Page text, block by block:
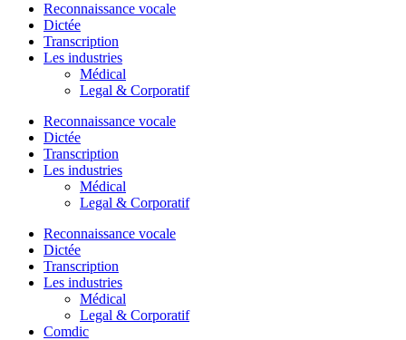
Reconnaissance vocale
Dictée
Transcription
Les industries
Médical
Legal & Corporatif
Reconnaissance vocale
Dictée
Transcription
Les industries
Médical
Legal & Corporatif
Reconnaissance vocale
Dictée
Transcription
Les industries
Médical
Legal & Corporatif
Comdic